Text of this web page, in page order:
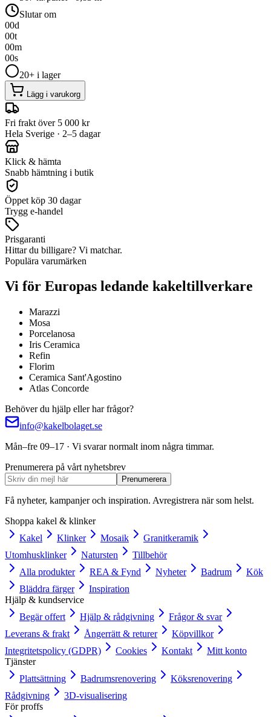
Slutar om
00d
00t
00m
00s
20+ i lager
Lägg i varukorg
Fri frakt över 5 000 kr
Hela Sverige · 2–5 dagar
Klick & hämta
Snabb hämtning i butik
Öppet köp 30 dagar
Trygg e-handel
Prisgaranti
Hittar du billigare? Vi matchar.
Populära varumärken
Vi för Europas ledande kakeltillverkare
Marazzi
Mosa
Porcelanosa
Iris Ceramica
Refin
Florim
Ceramica Sant'Agostino
Atlas Concorde
Behöver du hjälp eller har frågor?
info@kakelbolaget.se
Mån–fre 09–17 · Vi svarar normalt inom några timmar.
Prenumerera på vårt nyhetsbrev
Prenumerera
Få nyheter, kampanjer och inspiration. Avregistrera när som helst.
Shoppa kakel & klinker
Kakel
Klinker Mosaik
Granitkeramik
Utomhusklinker
Natursten
Tillbehör
Alla produkter
REA & Fynd Nyheter Badrum
Kök
Bläddra färger
Inspiration
Hjälp & kundservice
Begär offert
Hjälp & rådgivning
Frågor & svar
Leverans & frakt
Ångerrätt & returer
Köpvillkor
Integritetspolicy (GDPR)
Cookies Kontakt
Mitt konto
Tjänster
Plattsättning
Badrumsrenovering
Köksrenovering
Rådgivning
3D-visualisering
För proffs